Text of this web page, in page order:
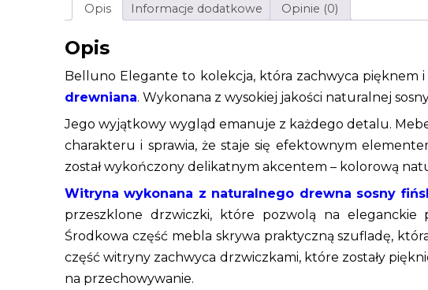
Opis Informacje dodatkowe Opinie (0)
Opis
Belluno Elegante to kolekcja, która zachwyca pięknem
drewniana. Wykonana z wysokiej jakości naturalnej
Jego wyjątkowy wygląd emanuje z każdego detalu.
charakteru i sprawia, że staje się efektownym
został wykończony delikatnym akcentem – kolorową
Witryna wykonana z naturalnego drewna sosny
przeszklone drzwiczki, które pozwolą na eleganckie
Środkowa część mebla skrywa praktyczną szufladę,
część witryny zachwyca drzwiczkami, które zostały
na przechowywanie.